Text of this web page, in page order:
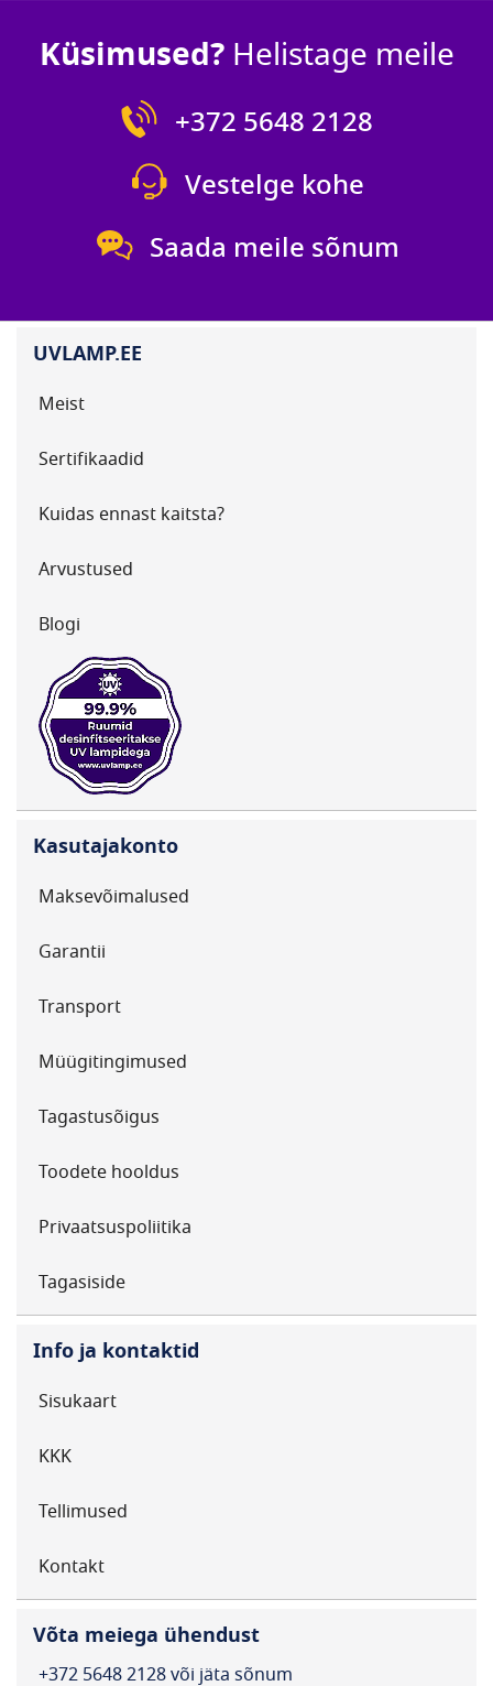
Küsimused?Helistage meile
+372 5648 2128
Vestelge kohe
Saada meile sõnum
UVLAMP.EE
Meist
Sertifikaadid
Kuidas ennast kaitsta?
Arvustused
Blogi
Kasutajakonto
Maksevõimalused
Garantii
Transport
Müügitingimused
Tagastusõigus
Toodete hooldus
Privaatsuspoliitika
Tagasiside
Info ja kontaktid
Sisukaart
KKK
Tellimused
Kontakt
Võta meiega ühendust
+372 5648 2128 või jäta sõnum